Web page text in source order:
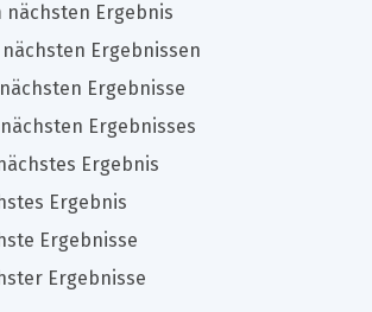
nächsten Ergebnis
Ergebnissen
Ergebnisse
Ergebnisses
Ergebnis
Ergebnis
Ergebnisse
Ergebnisse